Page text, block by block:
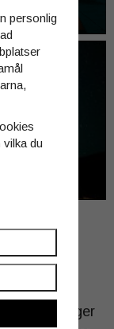
handlar du
, vilket ger
personlig
du